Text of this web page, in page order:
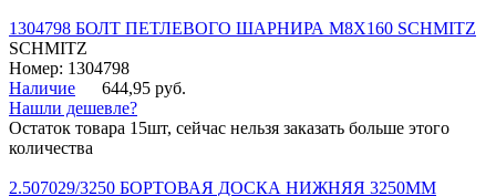
1304798 БОЛТ ПЕТЛЕВОГО ШАРНИРА М8Х160 SCHMITZ
SCHMITZ
Номер: 1304798
Наличие
644,95 руб.
Нашли дешевле?
Остаток товара 15шт, сейчас нельзя заказать больше этого
количества
2.507029/3250 БОРТОВАЯ ДОСКА НИЖНЯЯ 3250ММ